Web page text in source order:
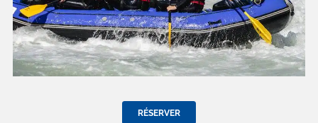
RÉSERVER